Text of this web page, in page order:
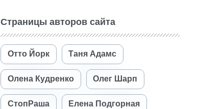
Страницы авторов сайта
Отто Йорк Таня Адамс
Олена Кудренко Олег Шарп
СтопРаша Елена Подгорная